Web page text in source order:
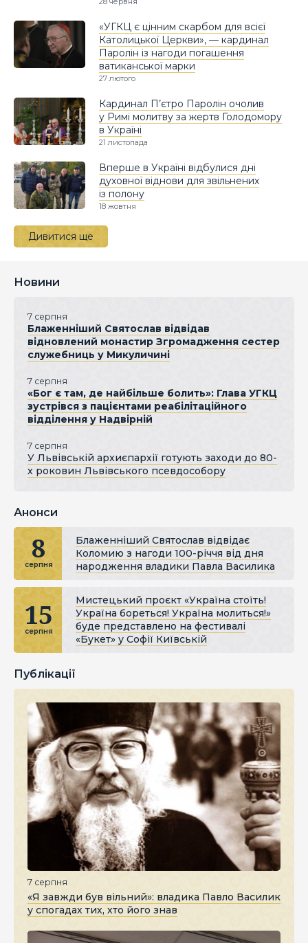
«УГКЦ є цінним скарбом для всієї
Католицької Церкви», — кардинал
Паролін із нагоди погашення
ватиканської марки
27 лютого
Кардинал П’єтро Паролін очолив
у Римі молитву за жертв Голодомору
в Україні
21 листопада
Вперше в Україні відбулися дні
духовної віднови для звільнених
із полону
18 жовтня
Дивитися ще
Новини
7 серпня
Блаженніший Святослав відвідав
відновлений монастир Згромадження сестер
служебниць у Микуличині
7 серпня
«Бог є там, де найбільше болить»: Глава УГКЦ
зустрівся з пацієнтами реабілітаційного
відділення у Надвірній
7 серпня
У Львівській архиєпархії готують заходи до 80-
х роковин Львівського псевдособору
Анонси
8
серпня
Блаженніший Святослав відвідає
Коломию з нагоди 100-річчя від дня
народження владики Павла Василика
15
серпня
Мистецький проєкт «Україна стоїть!
Україна бореться! Україна молиться!»
буде представлено на фестивалі
«Букет» у Софії Київській
Публікації
7 серпня
«Я завжди був вільний»: владика Павло Василик
у спогадах тих, хто його знав